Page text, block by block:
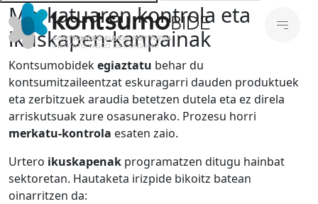
Merkatuaren kontrola eta
ikuskapen-kanpainak
Kontsumobidekegiaztatu behar du
kontsumitzaileentzat eskuragarri dauden produktuek
eta zerbitzuek araudia betetzen dutela eta ez direla
arriskutsuak zure osasunerako. Prozesu horri
merkatu-kontrola esaten zaio.
Urtero ikuskapenak programatzen ditugu hainbat
sektoretan. Hautaketa irizpide bikoitz batean
oinarritzen da: